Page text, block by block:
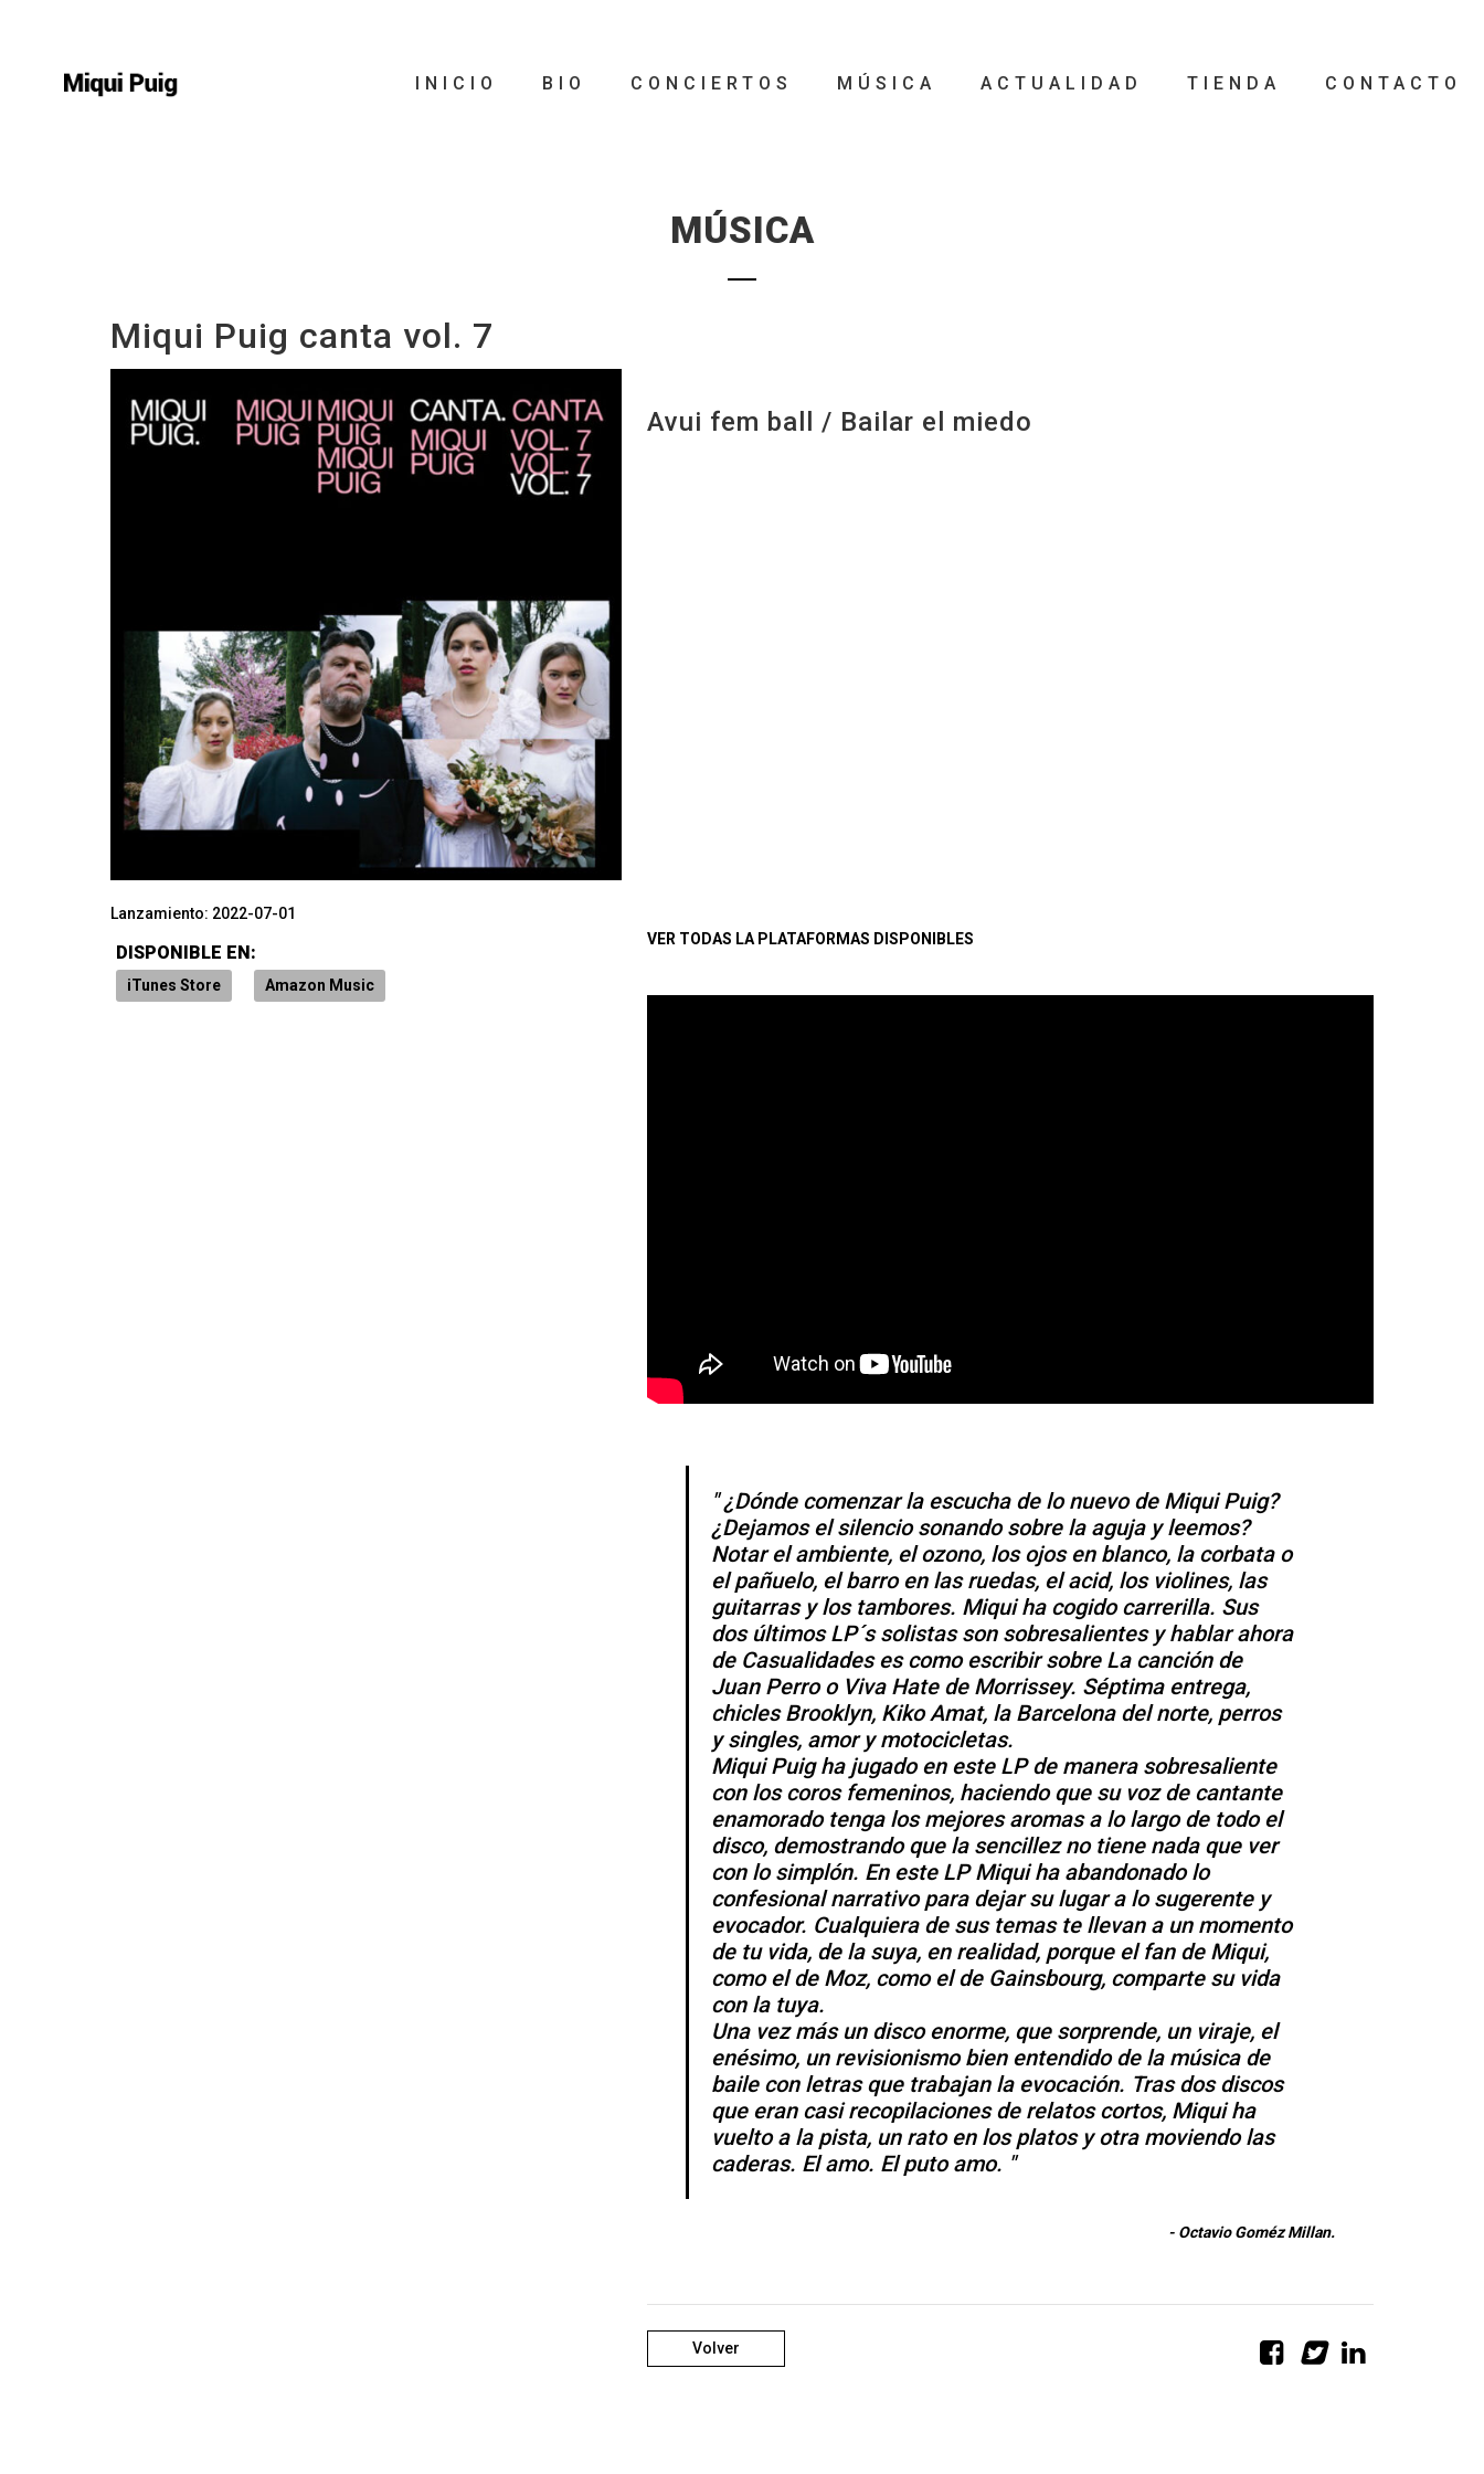
INICIO BIO CONCIERTOS MÚSICA ACTUALIDAD TIENDA CONTACTO
MÚSICA
Miqui Puig canta vol. 7
Lanzamiento: 2022-07-01
DISPONIBLE EN:
iTunes Store Amazon Music
Avui fem ball / Bailar el miedo
VER TODAS LA PLATAFORMAS DISPONIBLES
¿Dónde comenzar la escucha de lo nuevo de Miqui Puig?
¿Dejamos el silencio sonando sobre la aguja y leemos?
Notar el ambiente, el ozono, los ojos en blanco, la corbata o
el pañuelo, el barro en las ruedas, el acid, los violines, las
guitarras y los tambores. Miqui ha cogido carrerilla. Sus
dos últimos LP´s solistas son sobresalientes y hablar ahora
de Casualidades es como escribir sobre La canción de
Juan Perro o Viva Hate de Morrissey. Séptima entrega,
chicles Brooklyn, Kiko Amat, la Barcelona del norte, perros
y singles, amor y motocicletas.
Miqui Puig ha jugado en este LP de manera sobresaliente
con los coros femeninos, haciendo que su voz de cantante
enamorado tenga los mejores aromas a lo largo de todo el
disco, demostrando que la sencillez no tiene nada que ver
con lo simplón. En este LP Miqui ha abandonado lo
confesional narrativo para dejar su lugar a lo sugerente y
evocador. Cualquiera de sus temas te llevan a un momento
de tu vida, de la suya, en realidad, porque el fan de Miqui,
como el de Moz, como el de Gainsbourg, comparte su vida
con la tuya.
Una vez más un disco enorme, que sorprende, un viraje, el
enésimo, un revisionismo bien entendido de la música de
baile con letras que trabajan la evocación. Tras dos discos
que eran casi recopilaciones de relatos cortos, Miqui ha
vuelto a la pista, un rato en los platos y otra moviendo las
caderas. El amo. El puto amo.
- Octavio Goméz Millan.
Volver